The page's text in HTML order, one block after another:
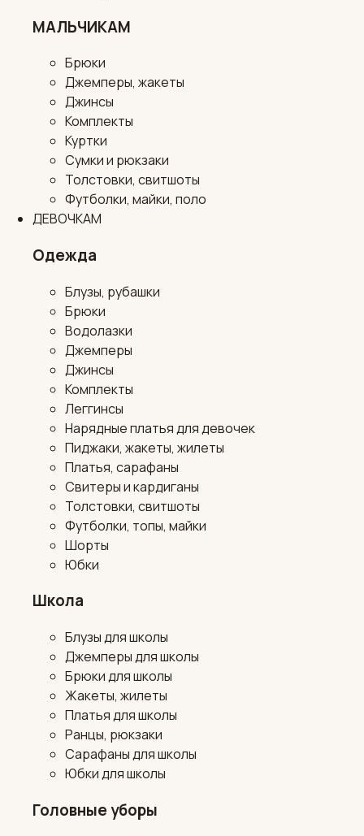
МАЛЬЧИКАМ
Брюки
Джемперы, жакеты
Джинсы
Комплекты
Куртки
Сумки и рюкзаки
Толстовки, свитшоты
Футболки, майки, поло
ДЕВОЧКАМ
Одежда
Блузы, рубашки
Брюки
Водолазки
Джемперы
Джинсы
Комплекты
Леггинсы
Нарядные платья для девочек
Пиджаки, жакеты, жилеты
Платья, сарафаны
Свитеры и кардиганы
Толстовки, свитшоты
Футболки, топы, майки
Шорты
Юбки
Школа
Блузы для школы
Джемперы для школы
Брюки для школы
Жакеты, жилеты
Платья для школы
Ранцы, рюкзаки
Сарафаны для школы
Юбки для школы
Головные уборы